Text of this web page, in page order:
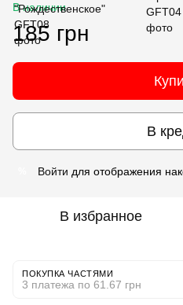
В наличии
185 грн
В
Войти для отображения
В избранное
ПОКУПКА ЧАСТЯМИ
3 платежа по 61.67 грн